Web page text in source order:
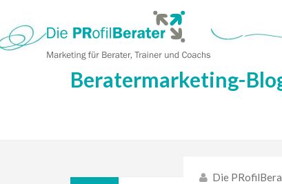
Beratermarketing-
Die